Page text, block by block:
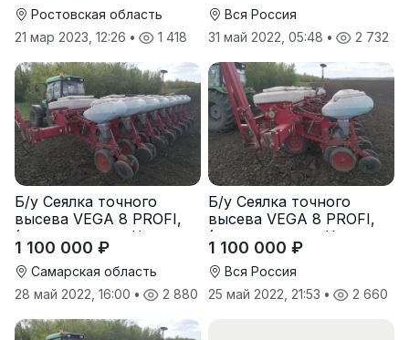
Ростовская область
21 мар 2023, 12:26 • 1 418
отличном состоянии
Вся Россия
31 май 2022, 05:48 • 2 732
Б/у Сеялка точного
высева VEGA 8 PROFI,
(производство Червона
Зирка), 2016 г., в
отличном состоянии
1 100 000 ₽
Самарская область
28 май 2022, 16:00 • 2 880
Б/у Сеялка точного
высева VEGA 8 PROFI,
(производство Червона
Зирка), 2016 г., в
отличном состоянии
1 100 000 ₽
Вся Россия
25 май 2022, 21:53 • 2 660